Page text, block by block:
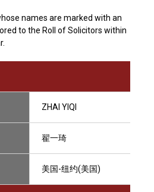
names are marked with an
to the Roll of Solicitors within
ZHAI YIQI
翟一琦
美国-纽约(美国)